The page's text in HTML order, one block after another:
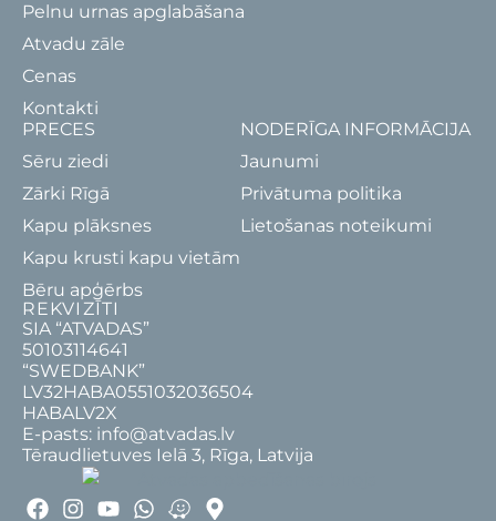
Pelnu urnas apglabāšana
Atvadu zāle
Cenas
Kontakti
PRECES
Sēru ziedi
Zārki Rīgā
Kapu plāksnes
Kapu krusti kapu vietām
Bēru apģērbs
NODERĪGA INFORMĀCIJA
Jaunumi
Privātuma politika
Lietošanas noteikumi
REKVIZĪTI
SIA “ATVADAS”
50103114641
“SWEDBANK”
LV32HABA0551032036504
HABALV2X
E-pasts: info@atvadas.lv
Tēraudlietuves Ielā 3, Rīga, Latvija